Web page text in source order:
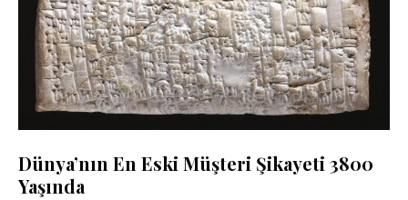
Dünya’nın En Eski Müşteri Şikayeti 3800
Yaşında